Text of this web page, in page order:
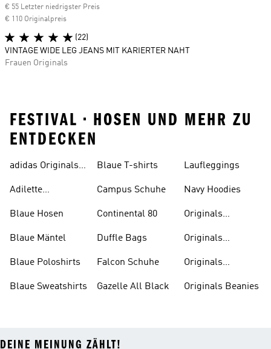
€ 55 Letzter niedrigster Preis
€ 110 Originalpreis
(22)
VINTAGE WIDE LEG JEANS MIT KARIERTER NAHT
Frauen Originals
FESTIVAL • HOSEN UND MEHR ZU
ENTDECKEN
adidas Originals
Adilette
Blaue Hosen
Blaue Mäntel
Blaue Poloshirts
Blaue Sweatshirts
Blaue T-shirts
Campus Schuhe
Continental 80
Duffle Bags
Falcon Schuhe
Gazelle All Black
Laufleggings
Navy Hoodies
Originals
Originals
Originals
Oberteile
Originals Beanies
DEINE MEINUNG ZÄHLT!